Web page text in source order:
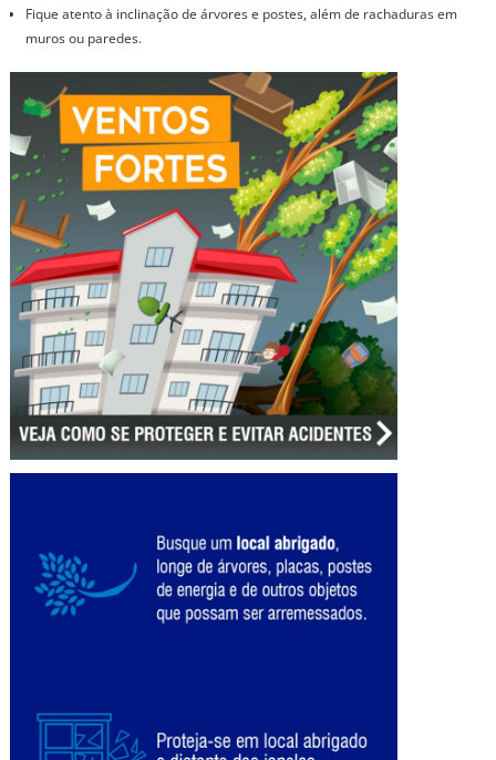
Fique atento à inclinação de árvores e postes, além de rachaduras em
muros ou paredes.